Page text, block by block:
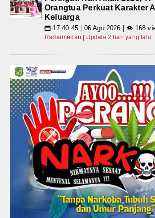
Orangtua Perkuat Karakter
Keluarga
📅 17:40:45 | 06 Agu 2026 | 👁 168
Radarmedan | Update 2 hari yang lalu